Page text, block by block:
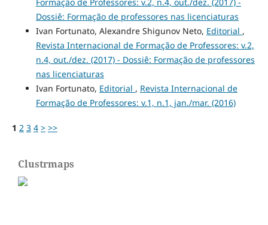
Formação de Professores: v.2, n.4, out./dez. (2017) -
Dossiê: Formação de professores nas licenciaturas
Ivan Fortunato, Alexandre Shigunov Neto, Editorial ,
Revista Internacional de Formação de Professores: v.2,
n.4, out./dez. (2017) - Dossiê: Formação de professores
nas licenciaturas
Ivan Fortunato, Editorial , Revista Internacional de
Formação de Professores: v.1, n.1, jan./mar. (2016)
1 2 3 4 > >>
Clustrmaps